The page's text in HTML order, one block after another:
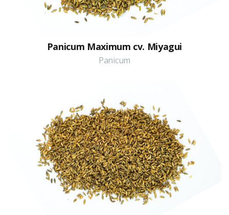
Panicum Maximum cv. Miyagui
Panicum